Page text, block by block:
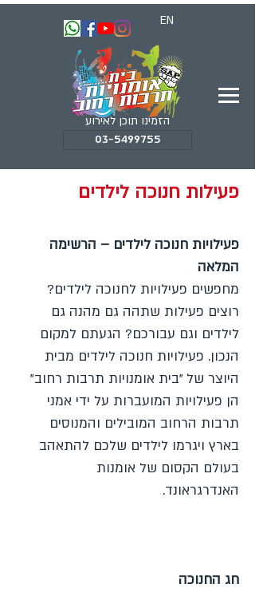
EN
הזמינו תוכן לאירוע
03-5499755
פעילות חנוכה לילדים
פעילויות חנוכה לילדים – הרשימה
המלאה
מחפשים פעילויות לחנוכה לילדים?
רוצים פעילות שתהה גם מהנה גם
לילדים וגם עבורכם? הגעתם למקום
הנכון. פעילויות חנוכה לילדים מבית
היוצר של "בית אומנויות תרבות רחוב"
הן פעילויות המועברות על ידי אמני
תרבות הרחוב המובילים והמנוסים
בארץ ויגרמו לילדים שלכם להתאהב
בעולם הקסום של אומנות
האנדרגראונד.
חג החנוכה